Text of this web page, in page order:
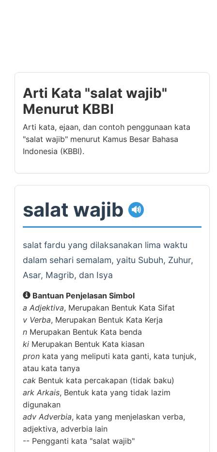
Arti Kata "salat wajib"
Menurut KBBI
Arti kata, ejaan, dan contoh penggunaan kata
"salat wajib" menurut Kamus Besar Bahasa
Indonesia (KBBI).
salat wajib 🔊
salat fardu yang dilaksanakan lima waktu
dalam sehari semalam, yaitu Subuh, Zuhur,
Asar, Magrib, dan Isya
Bantuan Penjelasan Simbol
a Adjektiva, Merupakan Bentuk Kata Sifat
v Verba, Merupakan Bentuk Kata Kerja
n Merupakan Bentuk Kata benda
ki Merupakan Bentuk Kata kiasan
pron kata yang meliputi kata ganti, kata tunjuk,
atau kata tanya
cak Bentuk kata percakapan (tidak baku)
ark Arkais, Bentuk kata yang tidak lazim
digunakan
adv Adverbia, kata yang menjelaskan verba,
adjektiva, adverbia lain
-- Pengganti kata "salat wajib"